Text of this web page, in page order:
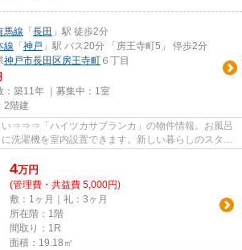
馬線 「 長田 」駅 徒歩2分
線 「 神戸 」駅 バス20分 「房王寺町5」 停歩2分
神戸市長田区房王寺町 ６丁目
：築11年 ｜募集中： 1室
2階建
い⇒⇒⇒「ハイツカサブランカ」の物件情報。お風呂
洗濯機を室内設置できます。新しい暮らしのスター
4万円
(管理費・共益費 5,000円)
敷：1ヶ月｜礼：3ヶ月
所在階：1階
間取り：1R
面積：19.18㎡